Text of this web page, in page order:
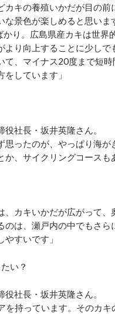
キの養殖いかだが目の
景色が楽しめると思いま
り。広島県産カキは世界
り向上することに少し
て、マイナス20度まで短
しています」
社長・坂井英隆さん。
ったのが、やっぱり海
、サイクリングコース
カキいかだが広がって、
は、瀬戸内の中でもさ
すいです」
い？
社長・坂井英隆さん。
持っています。そのカ